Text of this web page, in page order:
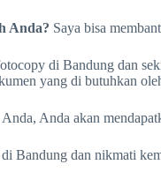
Anda? Saya bisa
di Bandung dan
yang di butuhkan
Anda akan
Bandung dan nikmati